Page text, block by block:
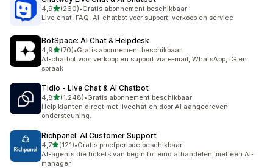
4,9van 5 sterren
(260)
260 recensies in totaal
•Gratis abonnement beschikbaar
Live chat, FAQ, AI-chatbot voor support, verkoop en service
BotSpace: AI Chat & Helpdesk
4,9van 5 sterren
(70)
70 recensies in totaal
•Gratis abonnement beschikbaar
AI-chatbot voor verkoop en support via e-mail, WhatsApp, IG en
spraak
Tidio ‑ Live Chat & AI Chatbot
4,8van 5 sterren
(1.248)
1248 recensies in totaal
•Gratis abonnement beschikbaar
Help klanten direct met livechat en door AI aangedreven
ondersteuning.
Richpanel: AI Customer Support
4,7van 5 sterren
(121)
121 recensies in totaal
•Gratis proefperiode beschikbaar
AI-agents die tickets van begin tot eind afhandelen, met een AI-
manager